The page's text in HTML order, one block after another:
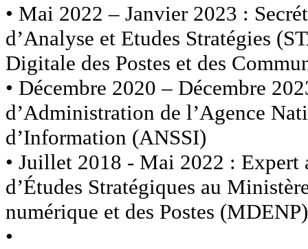
• Mai 2022 – Janvier 2023 :
d’Analyse et Etudes Stratégies
Digitale des Postes et des
• Décembre 2020 – Décembre
d’Administration de l’Agence
d’Information (ANSSI)
• Juillet 2018 - Mai 2022 : Expert
d’Études Stratégiques au
numérique et des Postes
•